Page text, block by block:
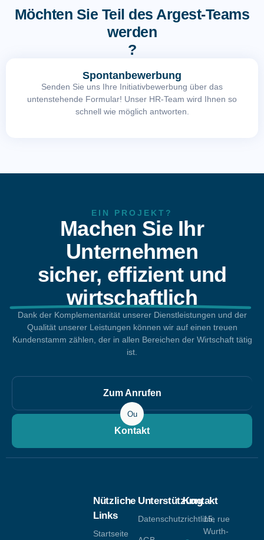
Möchten Sie Teil des Argest-Teams
werden
?
Spontanbewerbung
Senden Sie uns Ihre Initiativbewerbung über das
untenstehende Formular! Unser HR-Team wird Ihnen so
schnell wie möglich antworten.
EIN PROJEKT?
Machen Sie Ihr
Unternehmen
sicher, effizient und
wirtschaftlich
Dank der Komplementarität unserer Dienstleistungen und der
Qualität unserer Leistungen können wir auf einen treuen
Kundenstamm zählen, der in allen Bereichen der Wirtschaft tätig
ist.
Zum Anrufen
Ou
Kontakt
Nützliche
Links
Startseite
Unterstützung
Datenschutzrichtlinie
Kontakt
15, rue
Wurth-